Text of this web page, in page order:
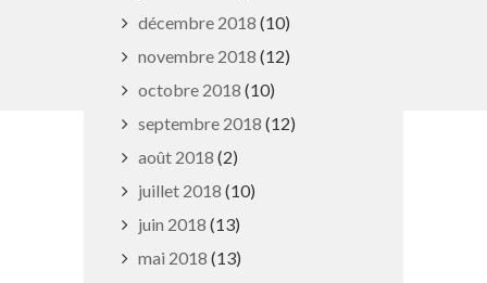
décembre 2018 (10)
novembre 2018 (12)
octobre 2018 (10)
septembre 2018 (12)
août 2018 (2)
juillet 2018 (10)
juin 2018 (13)
mai 2018 (13)
En 1 clic
Guide des activités et services
contact@pulnoy.fr